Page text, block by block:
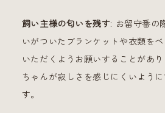
飼い主様の匂いを残す: お留守番の
いがついたブランケットや衣類を
いただくようお願いすることがあ
ちゃんが寂しさを感じにくいよう
す。